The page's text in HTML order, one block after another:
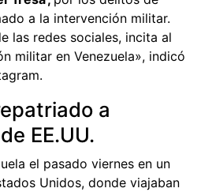
a la intervención militar.
las redes sociales, incita al
militar en Venezuela», indicó
a
EE.UU.
el pasado viernes en un
Unidos, donde viajaban